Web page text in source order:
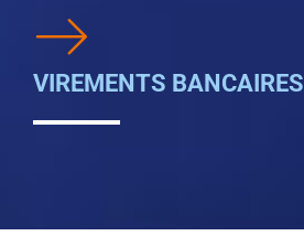
VIREMENTS BANCAIRES